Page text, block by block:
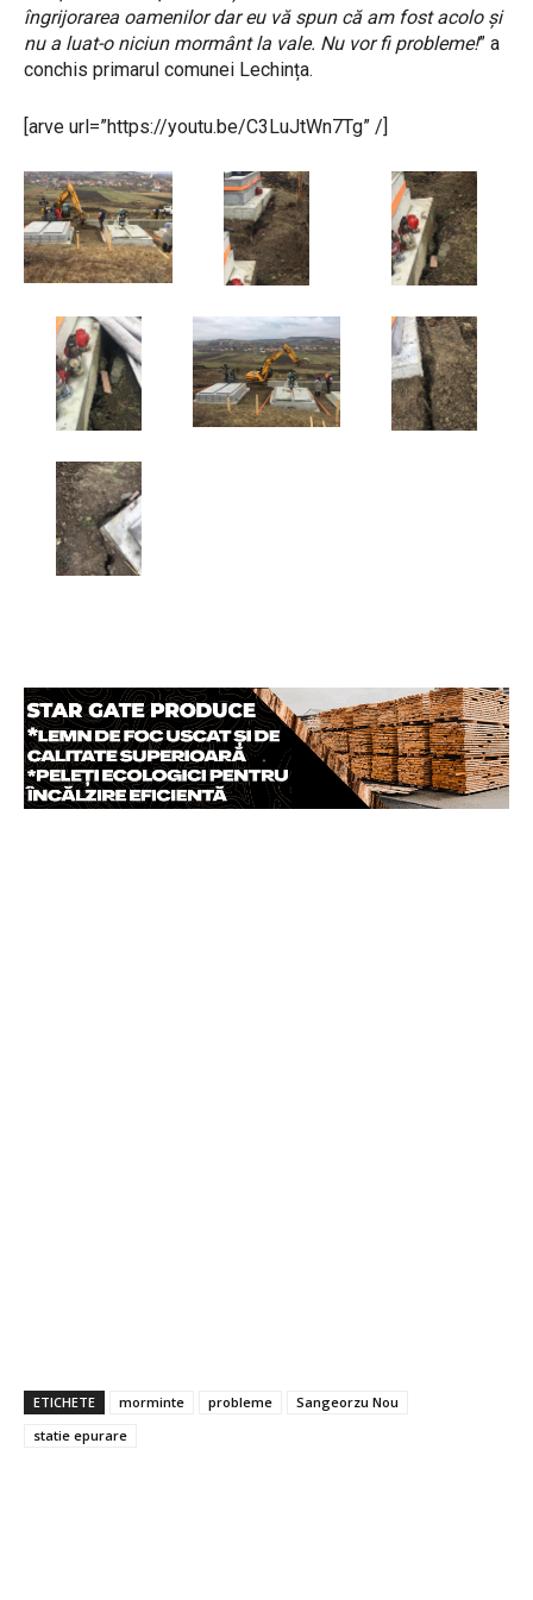
îngrijorarea oamenilor dar eu vă spun că am fost acolo și
nu a luat-o niciun mormânt la vale. Nu vor fi probleme!” a
conchis primarul comunei Lechința.
[arve url=”https://youtu.be/C3LuJtWn7Tg” /]
ETICHETE morminte probleme
Sangeorzu Nou
statie epurare